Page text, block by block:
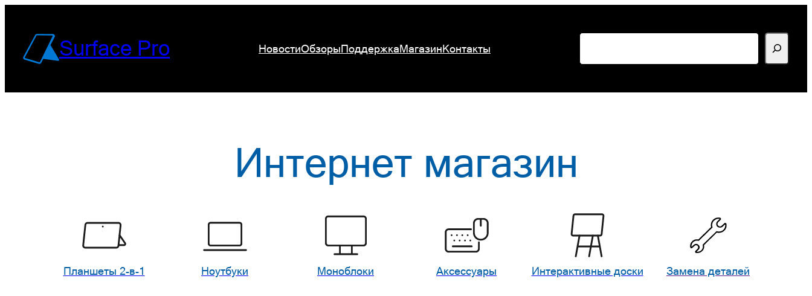
содержимомуSurface Pro НовостиОбзорыПоддержкаМагазинКонтакты
Интернет магазин
Планшеты 2-в-1 Ноутбуки Моноблоки Аксессуары Интерактивные доски Замена деталей